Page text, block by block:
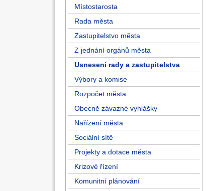
Místostarosta
Rada města
Zastupitelstvo města
Z jednání orgánů města
Usnesení rady a zastupitelstva
Výbory a komise
Rozpočet města
Obecně závazné vyhlášky
Nařízení města
Sociální sítě
Projekty a dotace města
Krizové řízení
Komunitní plánování